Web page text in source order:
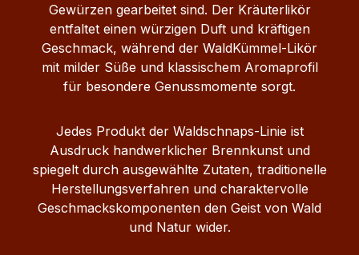
Gewürzen gearbeitet sind. Der Kräuterlikör
entfaltet einen würzigen Duft und kräftigen
Geschmack, während der WaldKümmel‑Likör
mit milder Süße und klassischem Aromaprofil
für besondere Genussmomente sorgt.
Jedes Produkt der Waldschnaps‑Linie ist
Ausdruck handwerklicher Brennkunst und
spiegelt durch ausgewählte Zutaten, traditionelle
Herstellungsverfahren und charaktervolle
Geschmackskomponenten den Geist von Wald
und Natur wider.